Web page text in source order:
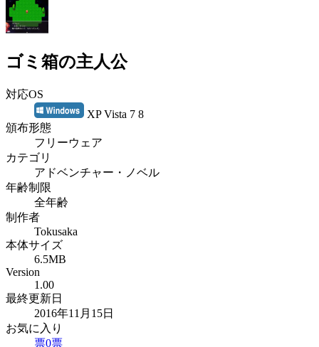
ゴミ箱の主人公
対応OS
XP Vista 7 8
頒布形態
フリーウェア
カテゴリ
アドベンチャー・ノベル
年齢制限
全年齢
制作者
Tokusaka
本体サイズ
6.5MB
Version
1.00
最終更新日
2016年11月15日
お気に入り
票0票